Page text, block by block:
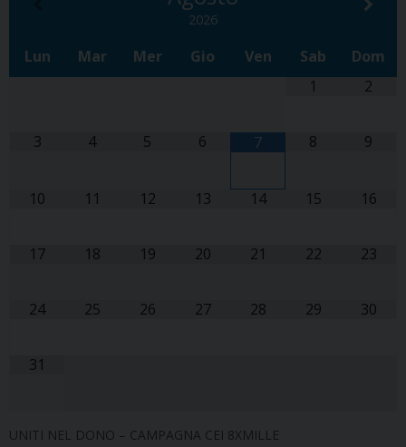
2026
Lun Mar Mer Gio Ven Sab
Dom
1
2
3 4 5 6 7 8 9
10 11 12 13 14 15 16
17 18 19 20 21 22 23
24 25 26 27 28 29 30
31
UNITI NEL DONO – CAMPAGNA CEI 8XMILLE